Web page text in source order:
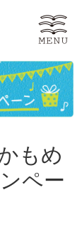
もめ
ペー